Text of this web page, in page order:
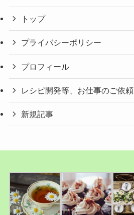
トップ
プライバシーポリシー
プロフィール
レシピ開発等、お仕事のご依頼
新規記事